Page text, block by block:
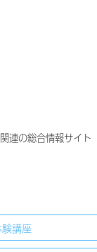
連の総合情報サイト
講座